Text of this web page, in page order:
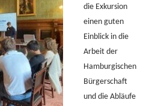
die Exkursion
einen guten
Einblick in die
Arbeit der
Hamburgischen
Bürgerschaft
und die Abläufe